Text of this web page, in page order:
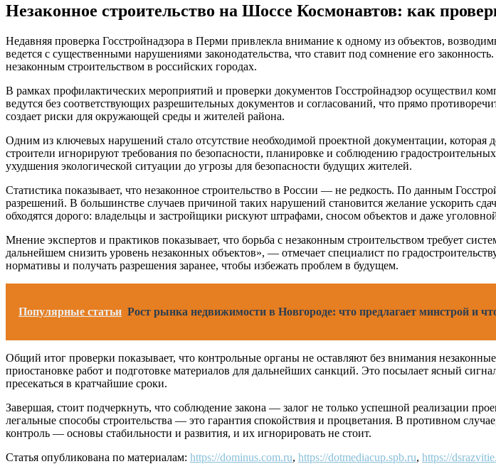
Незаконное строительство на Шоссе Космонавтов: как
Недавняя проверка Госстройнадзора в Перми привлекла внимание к одному из объектов,
ведется с существенными нарушениями законодательства, что ставит под сомнение его
незаконным строительством в российских городах.
В рамках профилактических мероприятий и проверки документов Госстройнадзор осуществил
ведутся без соответствующих разрешительных документов и согласований, что прямо
создает риски для окружающей среды и жителей района.
Одним из ключевых нарушений стало отсутствие необходимой проектной документации, которая
строители игнорируют требования по безопасности, планировке и соблюдению
ухудшения экологической ситуации до угрозы для безопасности будущих жителей.
Статистика показывает, что незаконное строительство в России — не редкость. По данным
разрешений. В большинстве случаев причиной таких нарушений становится желание ускорить
обходятся дорого: владельцы и застройщики рискуют штрафами, сносом объектов и даже
Мнение экспертов и практиков показывает, что борьба с незаконным строительством требует
дальнейшем снизить уровень незаконных объектов», — отмечает специалист по
нормативы и получать разрешения заранее, чтобы избежать проблем в будущем.
Популярные статьи Рост рынка недвижимости в Новгороде: что предлагает минстрой и
Общий итог проверки показывает, что контрольные органы не оставляют без внимания
приостановке работ и подготовке материалов для дальнейших санкций. Это посылает ясный
пресекаться в кратчайшие сроки.
Завершая, стоит подчеркнуть, что соблюдение закона — залог не только успешной реализации
легальные способы строительства — это гарантия спокойствия и процветания. В противном
контроль — основы стабильности и развития, и их игнорировать не стоит.
Статья опубликована по материалам: https://dominus.com.ru, https://dotmediacup.spb.ru, https://